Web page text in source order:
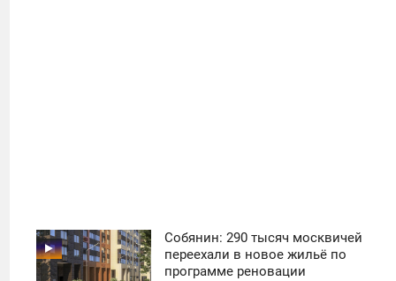
Собянин: 290 тысяч москвичей
переехали в новое жильё по
программе реновации